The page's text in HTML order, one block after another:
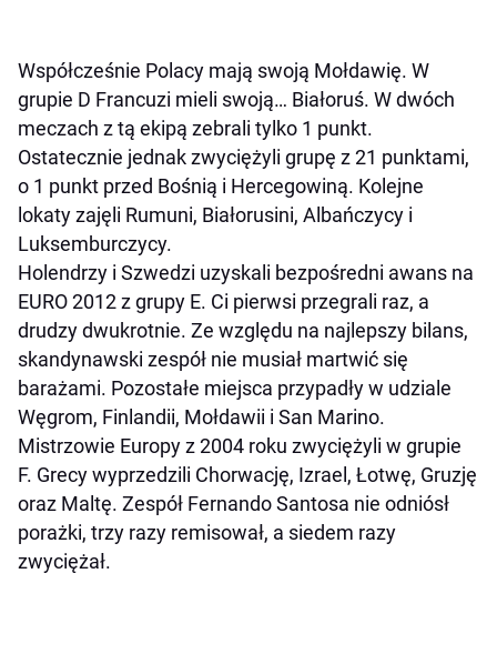
Współcześnie Polacy mają swoją Mołdawię. W
grupie D Francuzi mieli swoją… Białoruś. W dwóch
meczach z tą ekipą zebrali tylko 1 punkt.
Ostatecznie jednak zwyciężyli grupę z 21 punktami,
o 1 punkt przed Bośnią i Hercegowiną. Kolejne
lokaty zajęli Rumuni, Białorusini, Albańczycy i
Luksemburczycy.
Holendrzy i Szwedzi uzyskali bezpośredni awans na
EURO 2012 z grupy E. Ci pierwsi przegrali raz, a
drudzy dwukrotnie. Ze względu na najlepszy bilans,
skandynawski zespół nie musiał martwić się
barażami. Pozostałe miejsca przypadły w udziale
Węgrom, Finlandii, Mołdawii i San Marino.
Mistrzowie Europy z 2004 roku zwyciężyli w grupie
F. Grecy wyprzedzili Chorwację, Izrael, Łotwę, Gruzję
oraz Maltę. Zespół Fernando Santosa nie odniósł
porażki, trzy razy remisował, a siedem razy
zwyciężał.